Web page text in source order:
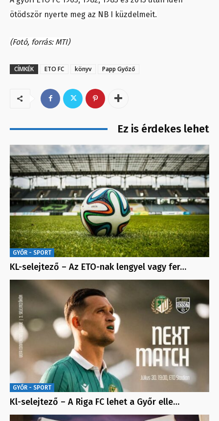
ötödször nyerte meg az NB I küzdelmeit.
(Fotó, forrás: MTI)
CÍMKÉK ETO FC könyv Papp Győző
Ez is érdekes lehet
GYŐR - SPORT
KL-selejtező – Az ETO-nak lengyel vagy fer…
GYŐR - SPORT
Kl-selejtező – A Riga FC lehet a Győr elle…